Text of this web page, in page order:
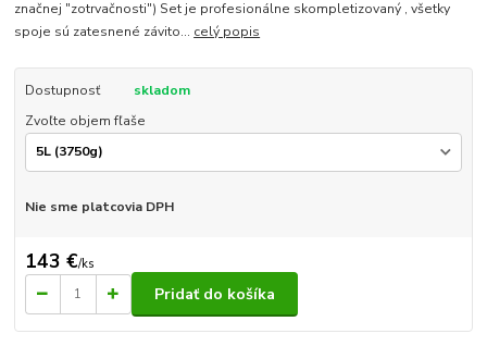
značnej "zotrvačnosti") Set je profesionálne skompletizovaný , všetky
spoje sú zatesnené závito... celý popis
Dostupnosť
skladom
Zvoľte objem fľaše
Nie sme platcovia DPH
143 €/ks
Pridať do košíka